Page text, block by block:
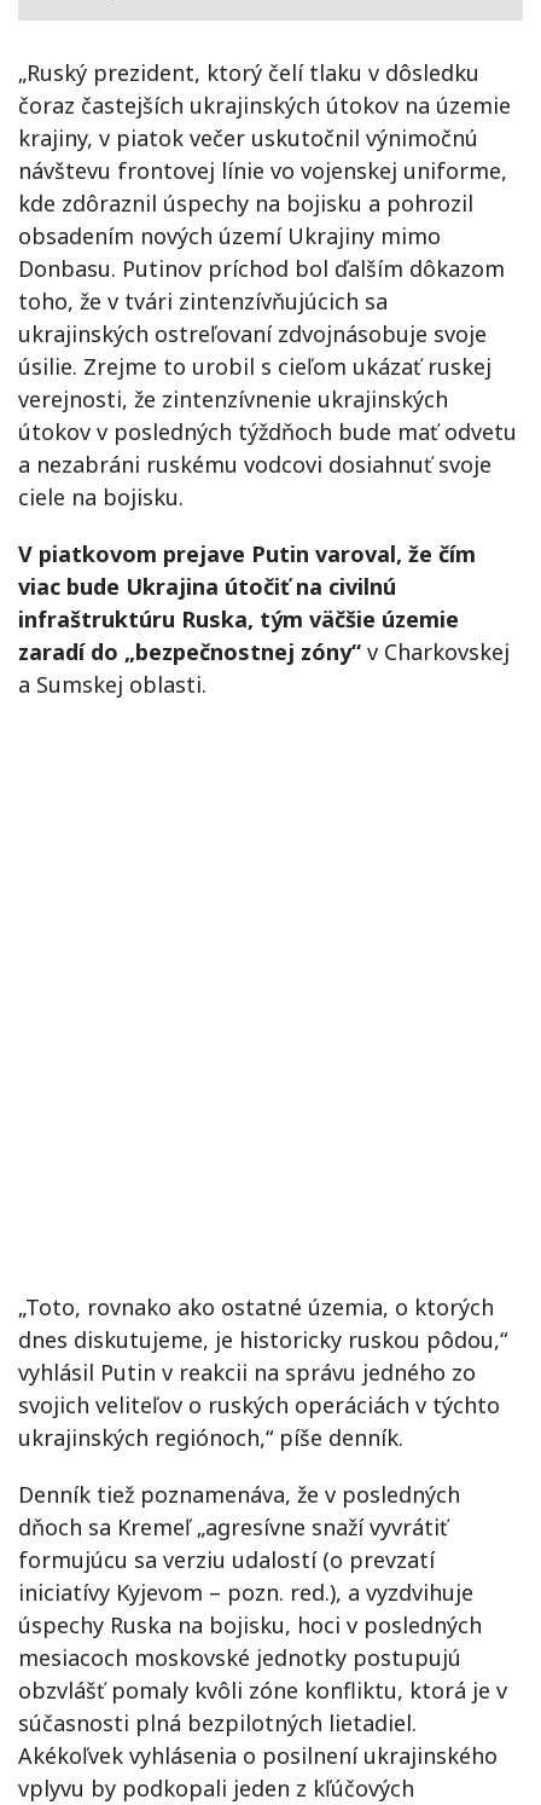
„Ruský prezident, ktorý čelí tlaku v dôsledku
čoraz častejších ukrajinských útokov na územie
krajiny, v piatok večer uskutočnil výnimočnú
návštevu frontovej línie vo vojenskej uniforme,
kde zdôraznil úspechy na bojisku a pohrozil
obsadením nových území Ukrajiny mimo
Donbasu. Putinov príchod bol ďalším dôkazom
toho, že v tvári zintenzívňujúcich sa
ukrajinských ostreľovaní zdvojnásobuje svoje
úsilie. Zrejme to urobil s cieľom ukázať ruskej
verejnosti, že zintenzívnenie ukrajinských
útokov v posledných týždňoch bude mať odvetu
a nezabráni ruskému vodcovi dosiahnuť svoje
ciele na bojisku.
V piatkovom prejave Putin varoval, že čím
viac bude Ukrajina útočiť na civilnú
infraštruktúru Ruska, tým väčšie územie
zaradí do „bezpečnostnej zóny“ v Charkovskej
a Sumskej oblasti.
„Toto, rovnako ako ostatné územia, o ktorých
dnes diskutujeme, je historicky ruskou pôdou,“
vyhlásil Putin v reakcii na správu jedného zo
svojich veliteľov o ruských operáciách v týchto
ukrajinských regiónoch,“ píše denník.
Denník tiež poznamenáva, že v posledných
dňoch sa Kremeľ „agresívne snaží vyvrátiť
formujúcu sa verziu udalostí (o prevzatí
iniciatívy Kyjevom – pozn. red.), a vyzdvihuje
úspechy Ruska na bojisku, hoci v posledných
mesiacoch moskovské jednotky postupujú
obzvlášť pomaly kvôli zóne konfliktu, ktorá je v
súčasnosti plná bezpilotných lietadiel.
Akékoľvek vyhlásenia o posilnení ukrajinského
vplyvu by podkopali jeden z kľúčových